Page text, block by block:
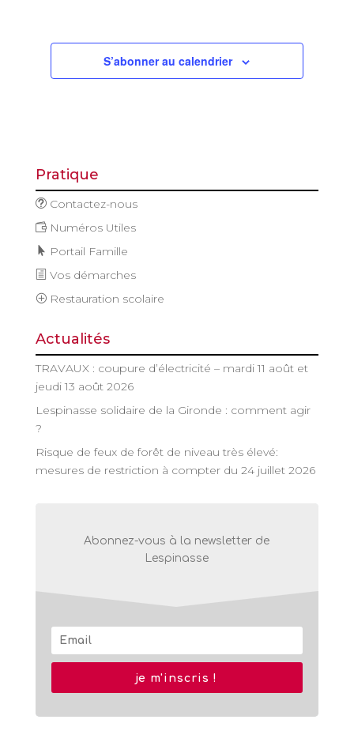
S’abonner au calendrier
Pratique
Contactez-nous
Numéros Utiles
Portail Famille
Vos démarches
Restauration scolaire
Actualités
TRAVAUX : coupure d’électricité – mardi 11 août et
jeudi 13 août 2026
Lespinasse solidaire de la Gironde : comment agir
?
Risque de feux de forêt de niveau très élevé:
mesures de restriction à compter du 24 juillet 2026
Abonnez-vous à la newsletter de
Lespinasse
je m'inscris !